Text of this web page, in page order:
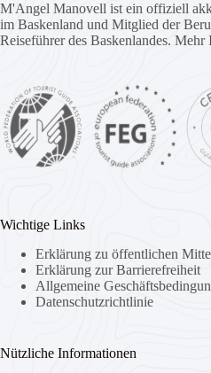
M'Angel Manovell ist ein offiziell
im Baskenland und Mitglied der
Reiseführer des Baskenlandes. Mehr
Wichtige Links
Erklärung zu öffentlichen
Erklärung zur Barrierefreiheit
Allgemeine
Datenschutzrichtlinie
Nützliche Informationen